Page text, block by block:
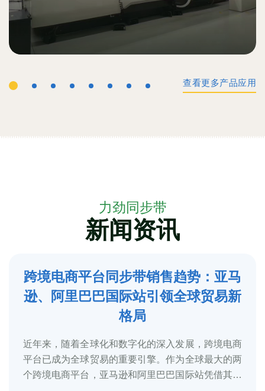
查看更多产品应用
力劲同步带
新闻资讯
5
2025-3
跨境电商平台同步带销售趋势：亚马
逊、阿里巴巴国际站引领全球贸易新
格局
近年来，随着全球化和数字化的深入发展，跨境电商
平台已成为全球贸易的重要引擎。作为全球最大的两
个跨境电商平台，亚马逊和阿里巴巴国际站凭借其庞